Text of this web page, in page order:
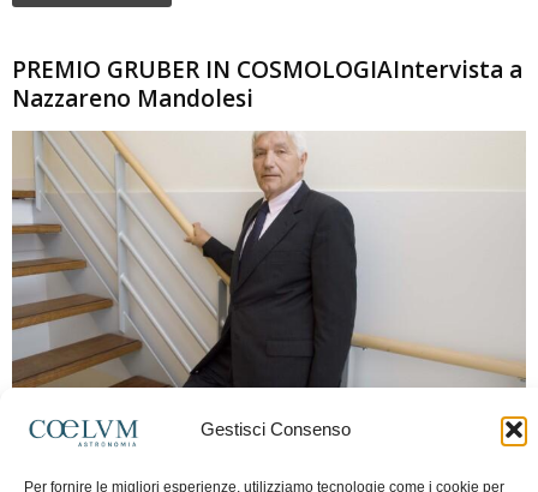
Gestisci Consenso
Per fornire le migliori esperienze, utilizziamo tecnologie come i cookie per
PREMIO GRUBER IN COSMOLOGIAIntervista a
Nazzareno Mandolesi
Frida Paolella - 16 Giugno 2026 0
spaziale europea e della missione Planck. Il dialogo ripercorre i principali